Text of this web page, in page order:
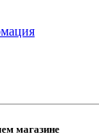
магазине